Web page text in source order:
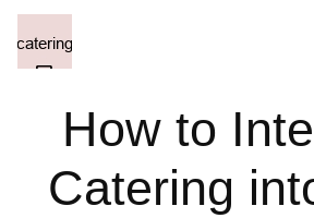
How to
Catering